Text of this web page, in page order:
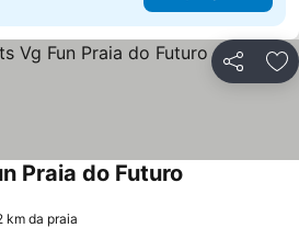
Partilhar
Praia do Futuro
km da praia